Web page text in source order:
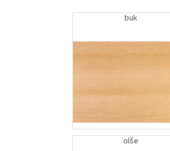
buk
olše